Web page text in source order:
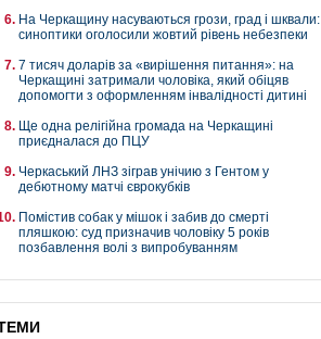
На Черкащину насуваються грози, град і шквали:
синоптики оголосили жовтий рівень небезпеки
7 тисяч доларів за «вирішення питання»: на
Черкащині затримали чоловіка, який обіцяв
допомогти з оформленням інвалідності дитині
Ще одна релігійна громада на Черкащині
приєдналася до ПЦУ
Черкаський ЛНЗ зіграв унічию з Гентом у
дебютному матчі єврокубків
Помістив собак у мішок і забив до смерті
пляшкою: суд призначив чоловіку 5 років
позбавлення волі з випробуванням